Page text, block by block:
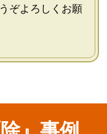
ぞよろしくお願